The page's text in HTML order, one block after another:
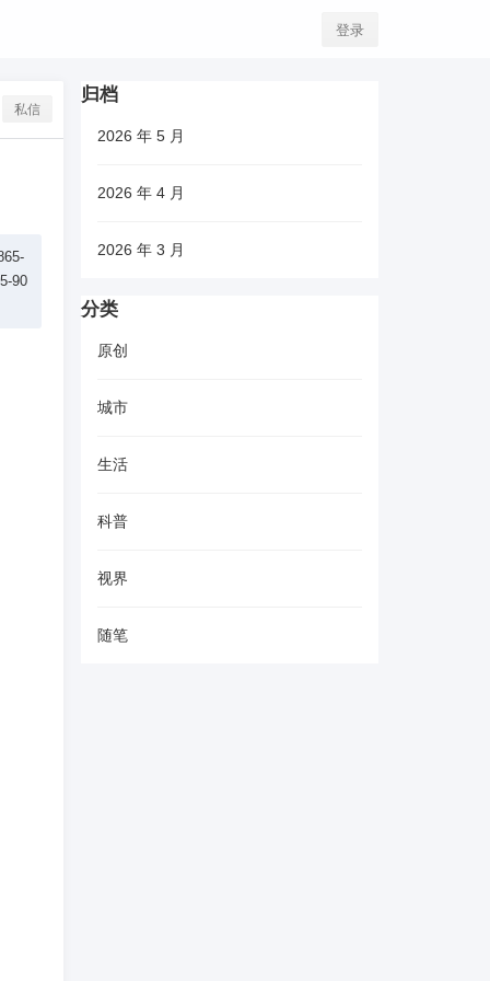
登录
私信
90
归档
2026 年 5 月
2026 年 4 月
2026 年 3 月
分类
原创
城市
生活
科普
视界
随笔